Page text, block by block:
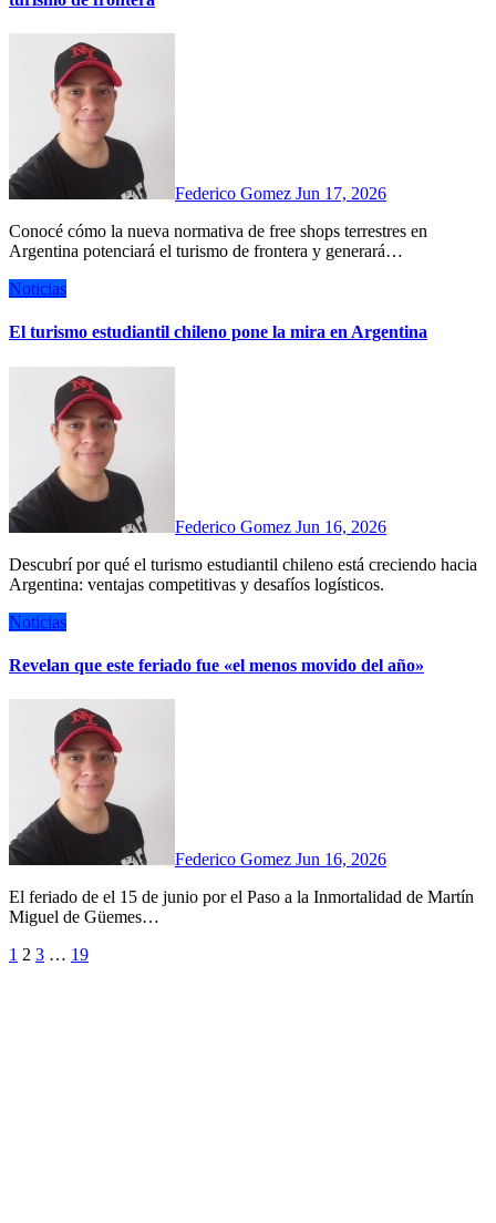
Federico Gomez Jun 17, 2026
Conocé cómo la nueva normativa de free shops terrestres en
Argentina potenciará el turismo de frontera y generará…
Noticias
El turismo estudiantil chileno pone la mira en Argentina
Federico Gomez Jun 16, 2026
Descubrí por qué el turismo estudiantil chileno está creciendo hacia
Argentina: ventajas competitivas y desafíos logísticos.
Noticias
Revelan que este feriado fue «el menos movido del año»
Federico Gomez Jun 16, 2026
El feriado de el 15 de junio por el Paso a la Inmortalidad de Martín
Miguel de Güemes…
Paginación
1 2 3 … 19